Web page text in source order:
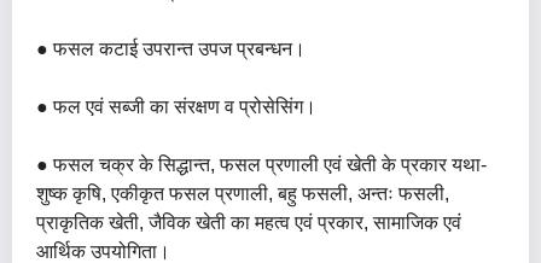
● फसल कटाई उपरान्त उपज प्रबन्धन।
● फल एवं सब्जी का संरक्षण व प्रोसेसिंग।
● फसल चक्र के सिद्धान्त, फसल प्रणाली एवं खेती के प्रकार यथा-
शुष्क कृषि, एकीकृत फसल प्रणाली, बहु फसली, अन्तः फसली,
प्राकृतिक खेती, जैविक खेती का महत्व एवं प्रकार, सामाजिक एवं
आर्थिक उपयोगिता।